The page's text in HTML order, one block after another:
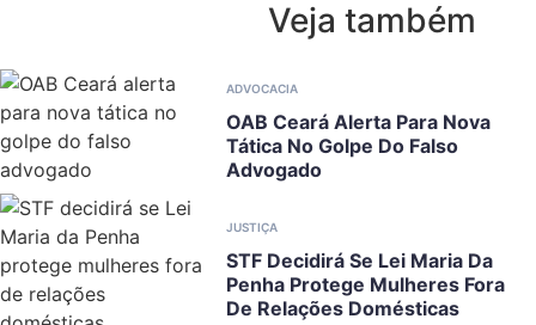
Veja também
ADVOCACIA
OAB Ceará Alerta Para Nova
Tática No Golpe Do Falso
Advogado
JUSTIÇA
STF Decidirá Se Lei Maria Da
Penha Protege Mulheres Fora
De Relações Domésticas